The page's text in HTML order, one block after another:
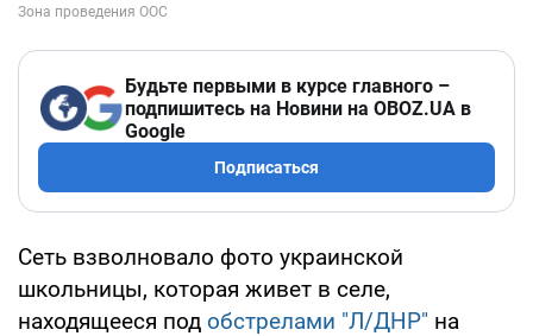
Будьте первыми в курсе главного –
подпишитесь на Новини на OBOZ.UA в
Google
Подписаться
Сеть взволновало фото украинской
школьницы, которая живет в селе,
находящееся под обстрелами "Л/ДНР" на